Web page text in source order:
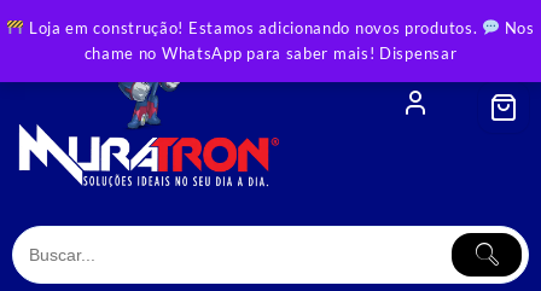
Loja em construção! Estamos adicionando novos produtos.
Nos
chame no WhatsApp para saber mais! Dispensar
to